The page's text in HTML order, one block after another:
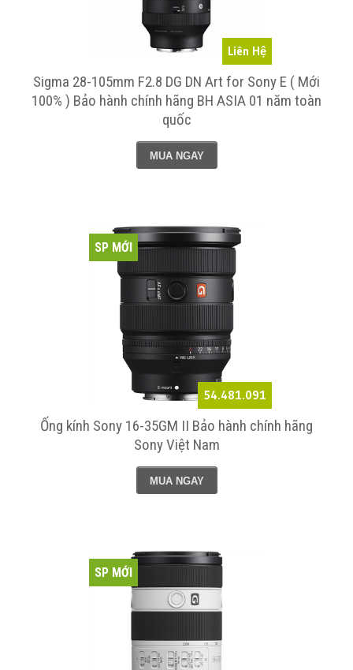
Liên Hệ
Sigma 28-105mm F2.8 DG DN Art for Sony E ( Mới
100% ) Bảo hành chính hãng BH ASIA 01 năm toàn
quốc
MUA NGAY
54.481.091
SP MỚI
Ống kính Sony 16-35GM II Bảo hành chính hãng
Sony Việt Nam
MUA NGAY
SP MỚI